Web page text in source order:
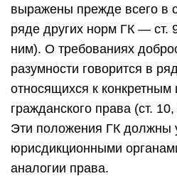
выражены прежде всего в
ряде других норм ГК — ст.
ним). О требованиях
разумности говорится в
относящихся к конкретным
гражданского права (ст.
Эти положения ГК должны
юрисдикционными
аналогии права.